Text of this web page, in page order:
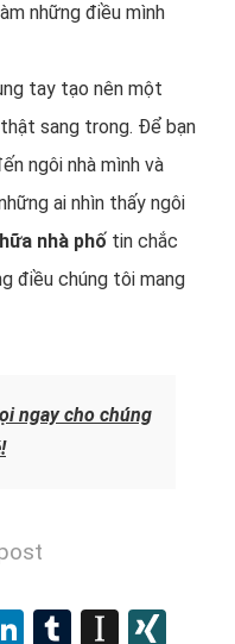
những điều mình
tay tạo nên một
sang trong. Để bạn
ngôi nhà mình và
ai nhìn thấy ngôi
nhà phố tin chắc
điều chúng tôi mang
ngay cho chúng
LinkedIn
Tumblr